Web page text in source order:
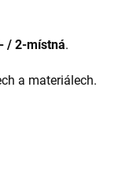
/ 2‑místná.
a materiálech.